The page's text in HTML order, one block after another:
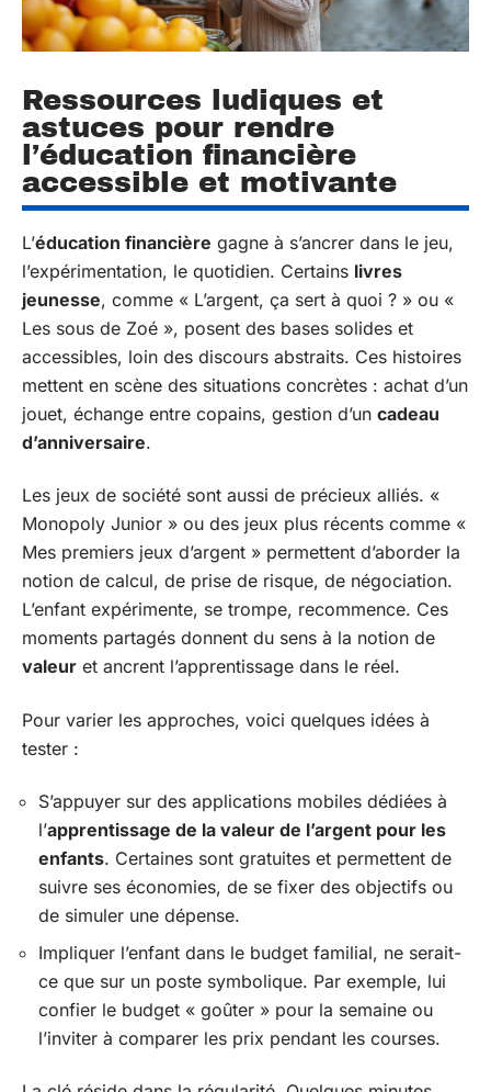
Ressources ludiques et
astuces pour rendre
l’éducation financière
accessible et motivante
L’éducation financière gagne à s’ancrer dans le jeu,
l’expérimentation, le quotidien. Certains livres
jeunesse, comme « L’argent, ça sert à quoi ? » ou «
Les sous de Zoé », posent des bases solides et
accessibles, loin des discours abstraits. Ces histoires
mettent en scène des situations concrètes : achat d’un
jouet, échange entre copains, gestion d’un cadeau
d’anniversaire.
Les jeux de société sont aussi de précieux alliés. «
Monopoly Junior » ou des jeux plus récents comme «
Mes premiers jeux d’argent » permettent d’aborder la
notion de calcul, de prise de risque, de négociation.
L’enfant expérimente, se trompe, recommence. Ces
moments partagés donnent du sens à la notion de
valeur et ancrent l’apprentissage dans le réel.
Pour varier les approches, voici quelques idées à
tester :
S’appuyer sur des applications mobiles dédiées à
l’apprentissage de la valeur de l’argent pour les
enfants. Certaines sont gratuites et permettent de
suivre ses économies, de se fixer des objectifs ou
de simuler une dépense.
Impliquer l’enfant dans le budget familial, ne serait-
ce que sur un poste symbolique. Par exemple, lui
confier le budget « goûter » pour la semaine ou
l’inviter à comparer les prix pendant les courses.